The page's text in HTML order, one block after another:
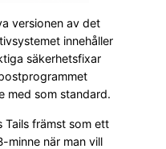
versionen av det
innehåller
säkerhetsfixar
med som standard.
Tails främst som ett
minne när man vill